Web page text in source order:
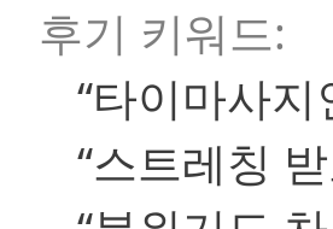
후기 키워드:
“타이마사
“스트레칭